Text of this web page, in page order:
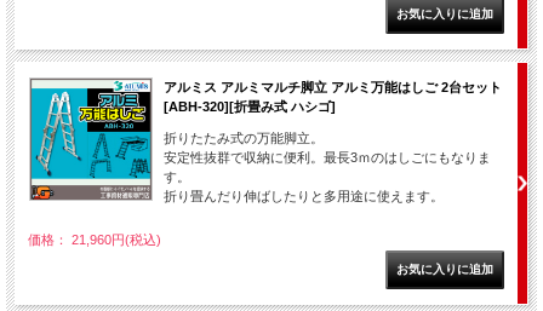
アルミス アルミマルチ脚立 アルミ万能はしご 2台セット
[ABH-320][折畳み式 ハシゴ]
折りたたみ式の万能脚立。
安定性抜群で収納に便利。最長3ｍのはしごにもなりま
す。
折り畳んだり伸ばしたりと多用途に使えます。
価格： 21,960円(税込)